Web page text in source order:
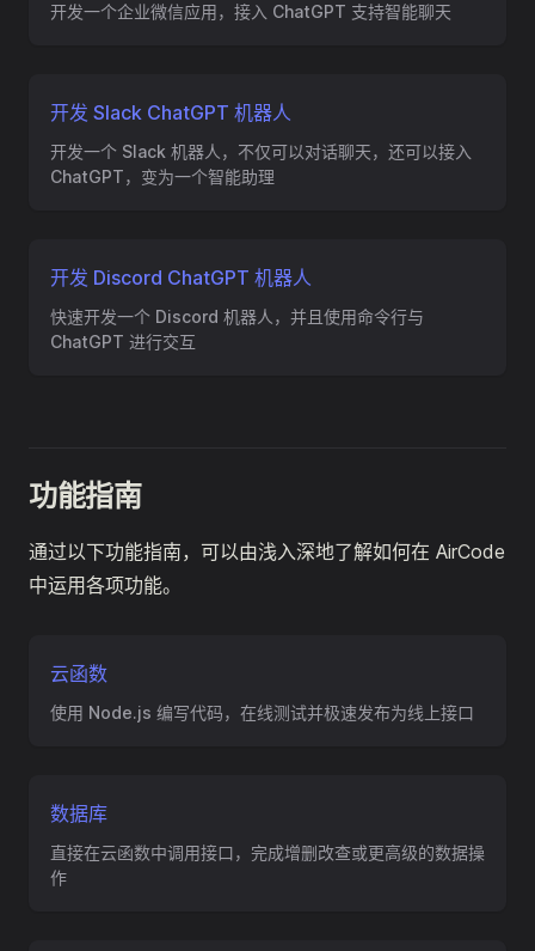
开发一个企业微信应用，接入 ChatGPT 支持智能聊天
开发 Slack ChatGPT 机器人
开发一个 Slack 机器人，不仅可以对话聊天，还可以接入
ChatGPT，变为一个智能助理
开发 Discord ChatGPT 机器人
快速开发一个 Discord 机器人，并且使用命令行与
ChatGPT 进行交互
功能指南
通过以下功能指南，可以由浅入深地了解如何在 AirCode
中运用各项功能。
云函数
使用 Node.js 编写代码，在线测试并极速发布为线上接口
数据库
直接在云函数中调用接口，完成增删改查或更高级的数据操
作